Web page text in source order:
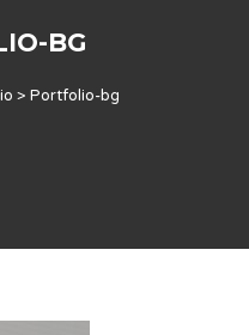
BG
> Portfolio-bg